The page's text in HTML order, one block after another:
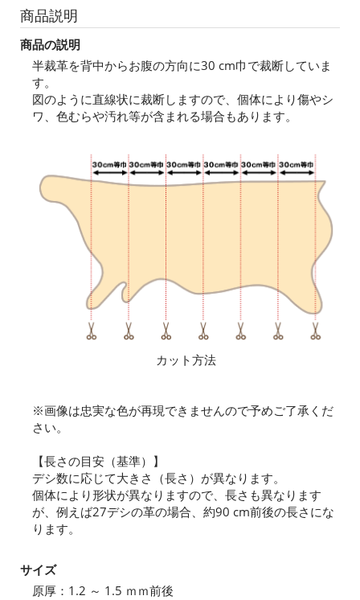
商品説明
商品の説明
半裁革を背中からお腹の方向に30 cm巾で裁断していま
す。
図のように直線状に裁断しますので、個体により傷やシ
ワ、色むらや汚れ等が含まれる場合もあります。
カット方法
※画像は忠実な色が再現できませんので予めご了承くだ
さい。
【長さの目安（基準）】
デシ数に応じて大きさ（長さ）が異なります。
個体により形状が異なりますので、長さも異なります
が、例えば27デシの革の場合、約90 cm前後の長さにな
ります。
サイズ
原厚：1.2 ～ 1.5 ｍｍ前後